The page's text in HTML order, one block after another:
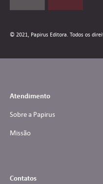
© 2021, Papirus Editora. Todos os
Atendimento
Sobre a Papirus
Missão
Contatos